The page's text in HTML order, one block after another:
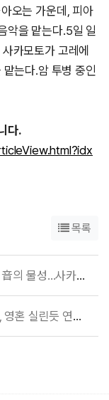
오는 가운데, 피아
악을 맡는다.5일 일
카모토가 고레에
는다.암 투병 중인
다.
목록
사카모토 류이치 '12'
듯 연주는 묵직했다